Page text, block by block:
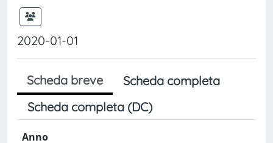
2020-01-01
Scheda breve
Scheda completa
Scheda completa (DC)
Anno